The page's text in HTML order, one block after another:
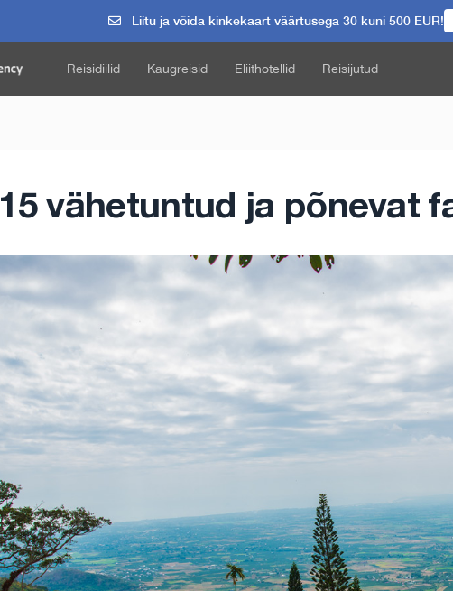
Liitu ja võida kinkekaart väärtusega 30 kuni 500 EUR!
Reisidiilid Kaugreisid Eliithotellid Reisijutud
15 vähetuntud ja põnevat